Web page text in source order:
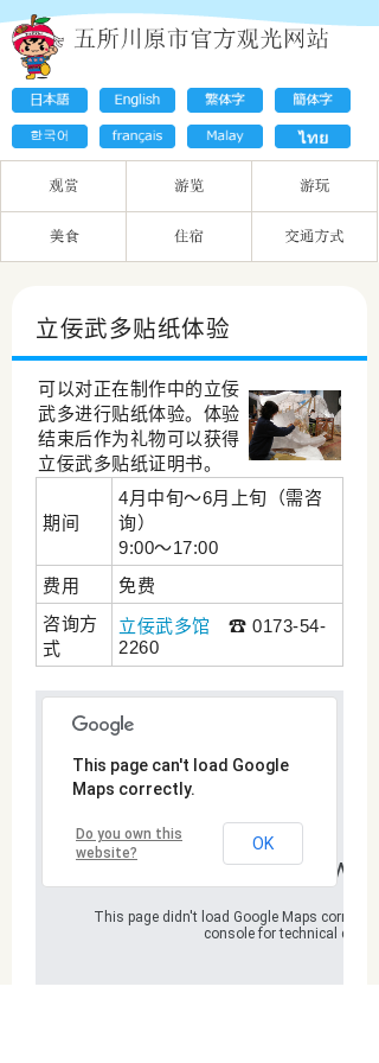
立佞武多贴纸体验
可以对正在制作中的立佞
武多进行贴纸体验。体验
结束后作为礼物可以获得
立佞武多贴纸证明书。
期间
4月中旬～6月上旬（需咨
询）
9:00～17:00
费用
免费
咨询方
式
立佞武多馆 ☎ 0173-54-
2260